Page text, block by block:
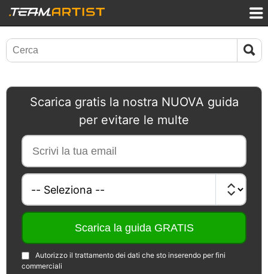
Scarica gratis la nostra NUOVA guida
per evitare le multe
Autorizzo il trattamento dei dati che sto inserendo per fini
commerciali